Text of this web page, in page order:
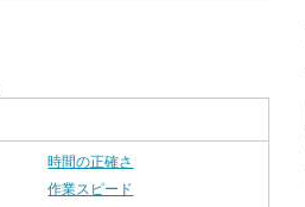
時間の正確さ
作業スピード